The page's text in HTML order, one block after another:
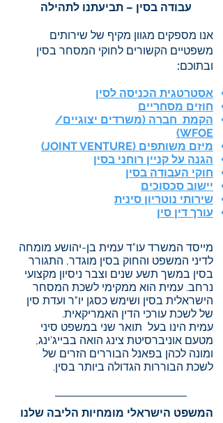
עבודה בסין – תביעתנו לתהילה
אנו מספקים מגוון מקיף של שירותים
משפטיים הקשורים לחוקי המסחר בסין
ובתוכם:
אסטרטגית הכניסה לסין
חוזים מסחריים
הקמת חברה (משרדים יצוגיים/
WFOE)
מיזם משותפים (JOINT VENTURE)
הגנה על קניין רוחני בסין
חוקי העבודה בסין
יישוב סכסוכים
שירותי נוטריון סינית
עורך דין סין
מייסד המשרד עו"ד עמית בן-יהושע מומחה
לדיני המשפט והחוק בסין מוגדר, התגורר
בסין במשך תשע שנים וצבר ניסיון מקצועי
נרחב. עמית הוא ממקימי לשכת המסחר
הישראלית בסין ושימש כסגן יו"ר ועדת סין
של לשכת עורכי הדין האמריקאית.
עמית הינו בעל תואר שני במשפט סיני
מטעם אוניברסיטת צינג הואה בבייג'ינג,
ומונה לכהן בפאנל הבוררים הזרים של
לשכת הבוררות הגדולה ביותר בסין.
המשפט הישראלי מומחיות הליבה שלנו